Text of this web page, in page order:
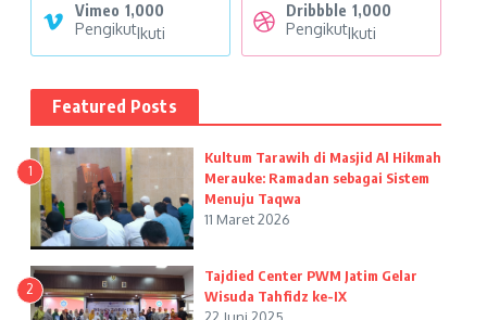
Vimeo 1,000
PengikutIkuti
Dribbble 1,000
PengikutIkuti
Featured Posts
1
Kultum Tarawih di Masjid Al Hikmah
Merauke: Ramadan sebagai Sistem
Menuju Taqwa
11 Maret 2026
2
Tajdied Center PWM Jatim Gelar
Wisuda Tahfidz ke-IX